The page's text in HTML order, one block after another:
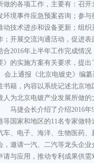
做的各项工作，主要有：召
环境事件应急预案咨询；参
动技术进步和设备更新；组
；开展交流沟通活动，促进
合2016年上半年工作完成情
》的实施方案有关要求，提
会上通报《北京电镀史》编纂
书籍，内容以系统记述北京
人为北京电镀产业发展所做
马捷会长介绍了介绍2016年9
等国家和地区的11名专家做
车、电子、海洋、生物医药
，邀请一汽、二汽等龙头企
请与应用，推动专利成果供